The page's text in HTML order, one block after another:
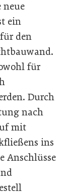
neue
ein
den
für
Durch
nach
mit
ins
Anschlüsse